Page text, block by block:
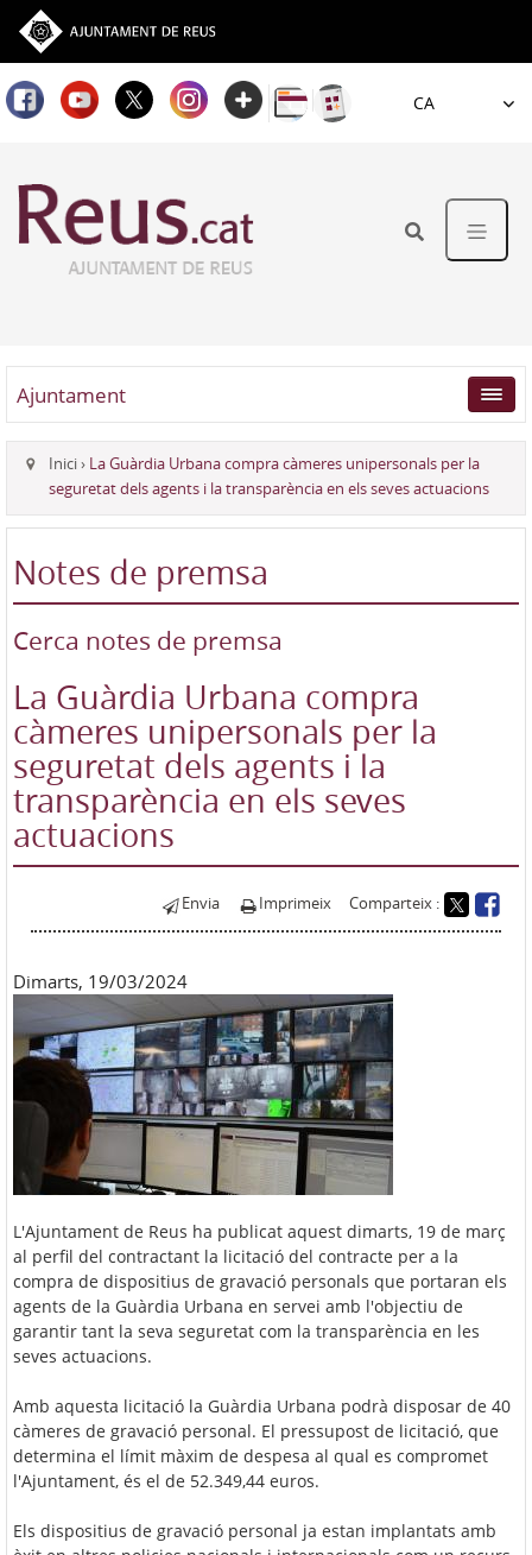
Idioma
Ajuntament
Inici› La Guàrdia Urbana compra càmeres unipersonals per la
seguretat dels agents i la transparència en els seves actuacions
Notes de premsa
Cerca notes de premsa
La Guàrdia Urbana compra
càmeres unipersonals per la
seguretat dels agents i la
transparència en els seves
actuacions
Envia Imprimeix Comparteix :
Dimarts, 19/03/2024
L'Ajuntament de Reus ha publicat aquest dimarts, 19 de març
al perfil del contractant la licitació del contracte per a la
compra de dispositius de gravació personals que portaran els
agents de la Guàrdia Urbana en servei amb l'objectiu de
garantir tant la seva seguretat com la transparència en les
seves actuacions.
Amb aquesta licitació la Guàrdia Urbana podrà disposar de 40
càmeres de gravació personal. El pressupost de licitació, que
determina el límit màxim de despesa al qual es compromet
l'Ajuntament, és el de 52.349,44 euros.
Els dispositius de gravació personal ja estan implantats amb